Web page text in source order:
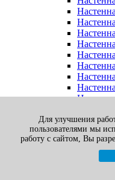
Для улучшения
пользователями мы
работу с сайтом, Вы